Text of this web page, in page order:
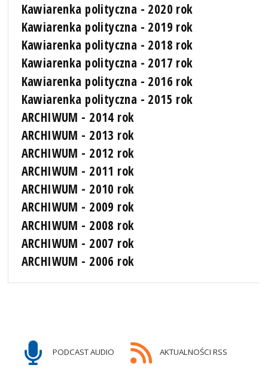
Kawiarenka polityczna - 2020 rok
Kawiarenka polityczna - 2019 rok
Kawiarenka polityczna - 2018 rok
Kawiarenka polityczna - 2017 rok
Kawiarenka polityczna - 2016 rok
Kawiarenka polityczna - 2015 rok
ARCHIWUM - 2014 rok
ARCHIWUM - 2013 rok
ARCHIWUM - 2012 rok
ARCHIWUM - 2011 rok
ARCHIWUM - 2010 rok
ARCHIWUM - 2009 rok
ARCHIWUM - 2008 rok
ARCHIWUM - 2007 rok
ARCHIWUM - 2006 rok
PODCAST AUDIO AKTUALNOŚCI RSS